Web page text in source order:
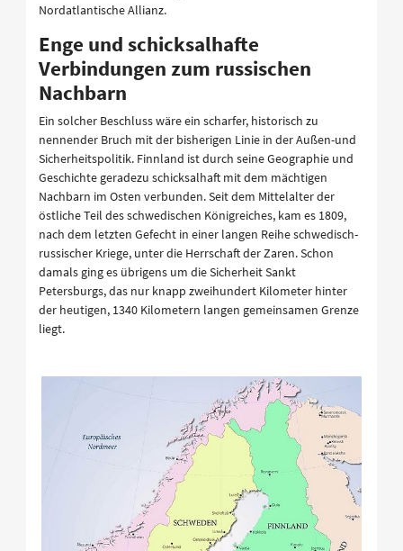
Nordatlantische Allianz.
Enge und schicksalhafte
Verbindungen zum russischen
Nachbarn
Ein solcher Beschluss wäre ein scharfer, historisch zu
nennender Bruch mit der bisherigen Linie in der Außen-und
Sicherheitspolitik. Finnland ist durch seine Geographie und
Geschichte geradezu schicksalhaft mit dem mächtigen
Nachbarn im Osten verbunden. Seit dem Mittelalter der
östliche Teil des schwedischen Königreiches, kam es 1809,
nach dem letzten Gefecht in einer langen Reihe schwedisch-
russischer Kriege, unter die Herrschaft der Zaren. Schon
damals ging es übrigens um die Sicherheit Sankt
Petersburgs, das nur knapp zweihundert Kilometer hinter
der heutigen, 1340 Kilometern langen gemeinsamen Grenze
liegt.